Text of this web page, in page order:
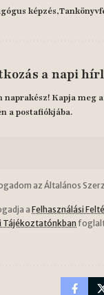
képzés
a napi
naprakész! Kapja meg
a postafiókjába.
az Általános
a Felhasználási
Tájékoztatónkban